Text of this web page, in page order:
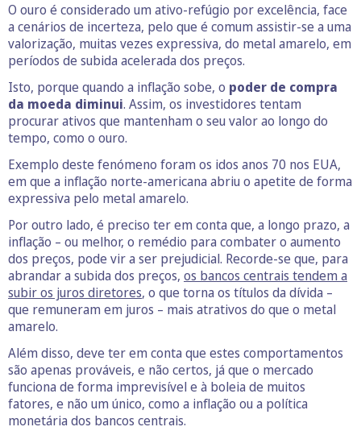
O ouro é considerado um ativo-refúgio por excelência, face
a cenários de incerteza, pelo que é comum assistir-se a uma
valorização, muitas vezes expressiva, do metal amarelo, em
períodos de subida acelerada dos preços.
Isto, porque quando a inflação sobe, o poder de compra
da moeda diminui. Assim, os investidores tentam
procurar ativos que mantenham o seu valor ao longo do
tempo, como o ouro.
Exemplo deste fenómeno foram os idos anos 70 nos EUA,
em que a inflação norte-americana abriu o apetite de forma
expressiva pelo metal amarelo.
Por outro lado, é preciso ter em conta que, a longo prazo, a
inflação – ou melhor, o remédio para combater o aumento
dos preços, pode vir a ser prejudicial. Recorde-se que, para
abrandar a subida dos preços, os bancos centrais tendem a
subir os juros diretores, o que torna os títulos da dívida –
que remuneram em juros – mais atrativos do que o metal
amarelo.
Além disso, deve ter em conta que estes comportamentos
são apenas prováveis, e não certos, já que o mercado
funciona de forma imprevisível e à boleia de muitos
fatores, e não um único, como a inflação ou a política
monetária dos bancos centrais.